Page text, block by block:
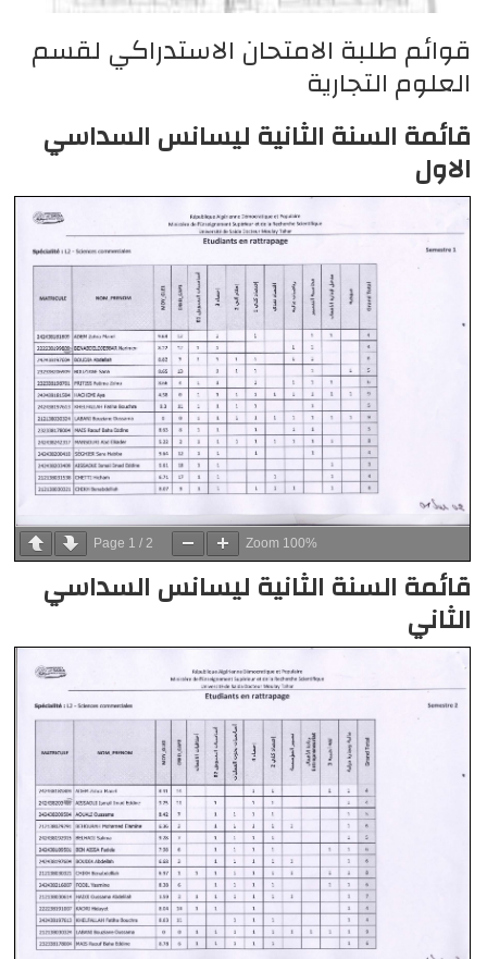
قوائم طلبة الامتحان الاستدراكي لقسم
العلوم التجارية
قائمة السنة الثانية ليسانس السداسي
الاول
Page 1 / 2 Zoom 100%
قائمة السنة الثانية ليسانس السداسي
الثاني